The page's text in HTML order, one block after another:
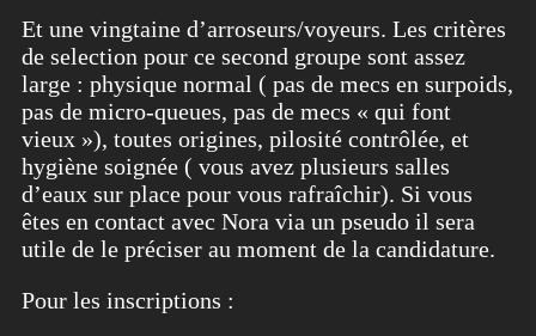
Et une vingtaine d’arroseurs/voyeurs. Les critères
de selection pour ce second groupe sont assez
large : physique normal ( pas de mecs en surpoids,
pas de micro-queues, pas de mecs « qui font
vieux »), toutes origines, pilosité contrôlée, et
hygiène soignée ( vous avez plusieurs salles
d’eaux sur place pour vous rafraîchir). Si vous
êtes en contact avec Nora via un pseudo il sera
utile de le préciser au moment de la candidature.
Pour les inscriptions :